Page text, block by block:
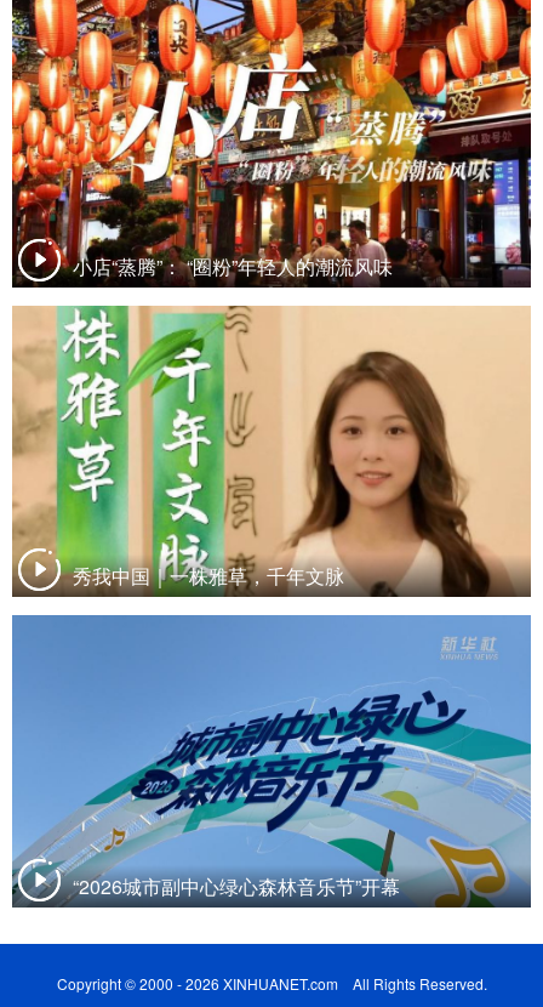
小店“蒸腾”： “圈粉”年轻人的潮流风味
秀我中国｜一株雅草，千年文脉
“2026城市副中心绿心森林音乐节”开幕
Copyright © 2000 - 2026 XINHUANET.com All Rights Reserved.